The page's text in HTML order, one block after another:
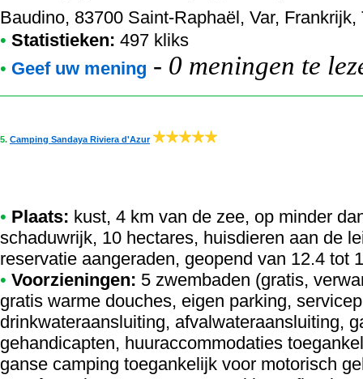
Baudino, 83700 Saint-Raphaël, Var,
• Statistieken: 497 kliks
• Geef uw mening - 0 meningen te
5. Camping Sandaya Riviera d'Azur
• Plaats: kust, 4 km van de zee, op minder
schaduwrijk, 10 hectares, huisdieren aan de
reservatie aangeraden, geopend van 12.4 tot
• Voorzieningen: 5 zwembaden (gratis,
gratis warme douches, eigen parking,
drinkwateraansluiting, afvalwateraansluiting,
gehandicapten, huuraccommodaties
ganse camping toegankelijk voor motorisch